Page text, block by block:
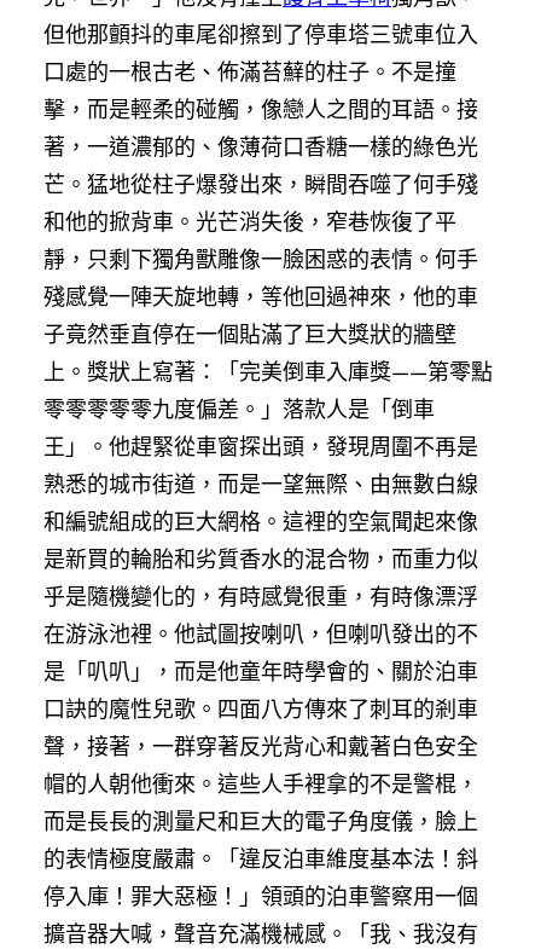
但他那顫抖的車尾卻擦到了停車塔三號車位入
口處的一根古老、佈滿苔蘚的柱子。不是撞
擊，而是輕柔的碰觸，像戀人之間的耳語。接
著，一道濃郁的、像薄荷口香糖一樣的綠色光
芒。猛地從柱子爆發出來，瞬間吞噬了何手殘
和他的掀背車。光芒消失後，窄巷恢復了平
靜，只剩下獨角獸雕像一臉困惑的表情。何手
殘感覺一陣天旋地轉，等他回過神來，他的車
子竟然垂直停在一個貼滿了巨大獎狀的牆壁
上。獎狀上寫著：「完美倒車入庫獎——第零點
零零零零零九度偏差。」落款人是「倒車
王」。他趕緊從車窗探出頭，發現周圍不再是
熟悉的城市街道，而是一望無際、由無數白線
和編號組成的巨大網格。這裡的空氣聞起來像
是新買的輪胎和劣質香水的混合物，而重力似
乎是隨機變化的，有時感覺很重，有時像漂浮
在游泳池裡。他試圖按喇叭，但喇叭發出的不
是「叭叭」，而是他童年時學會的、關於泊車
口訣的魔性兒歌。四面八方傳來了刺耳的剎車
聲，接著，一群穿著反光背心和戴著白色安全
帽的人朝他衝來。這些人手裡拿的不是警棍，
而是長長的測量尺和巨大的電子角度儀，臉上
的表情極度嚴肅。「違反泊車維度基本法！斜
停入庫！罪大惡極！」領頭的泊車警察用一個
擴音器大喊，聲音充滿機械感。「我、我沒有